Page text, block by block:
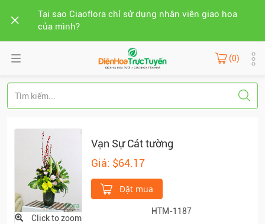
Tại sao Ciaoflora chỉ sử dụng nhân viên giao hoa
của mình?
(0)
Click to zoom
Vạn Sự Cát tường
Giá: $64.17
Đặt mua
HTM-1187